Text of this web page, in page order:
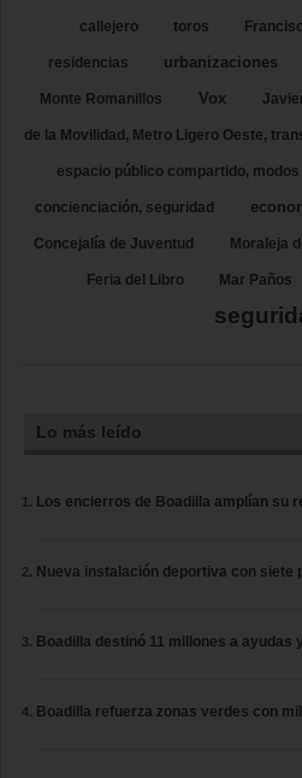
callejero toros
residencias urbanizaciones
Monte Romanillos Vox
de la Movilidad, Metro Ligero Oeste,
espacio público compartido,
concienciación, seguridad
Concejalía de Juventud Moraleja
Feria del Libro Mar Paños
Lo más leído
Los encierros de Boadilla amplían su
Nueva instalación deportiva con siete
Boadilla destinó 11 millones a
Boadilla refuerza zonas verdes con